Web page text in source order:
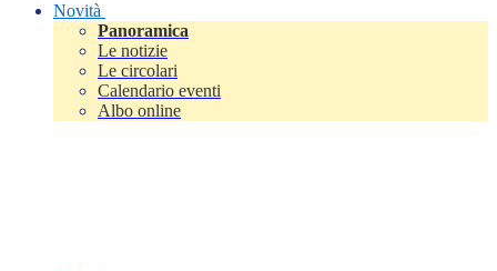
Novità
Panoramica
Le notizie
Le circolari
Calendario eventi
Albo online